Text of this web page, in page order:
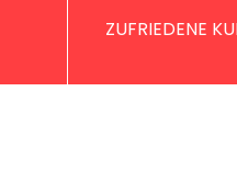
ZUFRIEDENE